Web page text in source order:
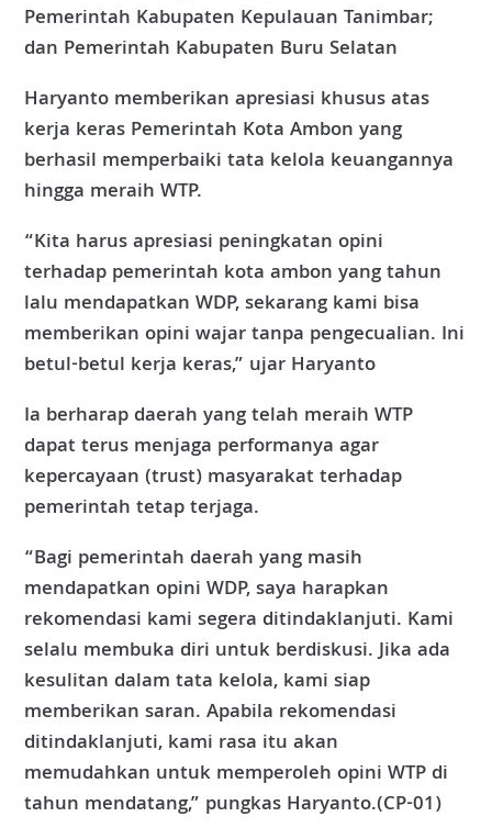
Pemerintah Kabupaten Kepulauan Tanimbar;
dan Pemerintah Kabupaten Buru Selatan
Haryanto memberikan apresiasi khusus atas
kerja keras Pemerintah Kota Ambon yang
berhasil memperbaiki tata kelola keuangannya
hingga meraih WTP.
“Kita harus apresiasi peningkatan opini
terhadap pemerintah kota ambon yang tahun
lalu mendapatkan WDP, sekarang kami bisa
memberikan opini wajar tanpa pengecualian. Ini
betul-betul kerja keras,” ujar Haryanto
Ia berharap daerah yang telah meraih WTP
dapat terus menjaga performanya agar
kepercayaan (trust) masyarakat terhadap
pemerintah tetap terjaga.
“Bagi pemerintah daerah yang masih
mendapatkan opini WDP, saya harapkan
rekomendasi kami segera ditindaklanjuti. Kami
selalu membuka diri untuk berdiskusi. Jika ada
kesulitan dalam tata kelola, kami siap
memberikan saran. Apabila rekomendasi
ditindaklanjuti, kami rasa itu akan
memudahkan untuk memperoleh opini WTP di
tahun mendatang,” pungkas Haryanto.(CP-01)